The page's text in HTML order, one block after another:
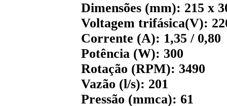
Dimensões (mm): 215 x
Voltagem trifásica(V):
Corrente (A): 1,35 / 0,80
Potência (W): 300
Rotação (RPM): 3490
Vazão (l/s): 201
Pressão (mmca): 61